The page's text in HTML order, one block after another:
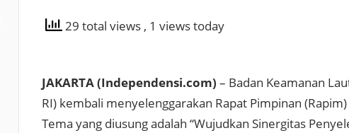
29 total views , 1 views today
JAKARTA (Independensi.com) – Badan Keamanan
RI) kembali menyelenggarakan Rapat Pimpinan
Tema yang diusung adalah “Wujudkan Sinergitas